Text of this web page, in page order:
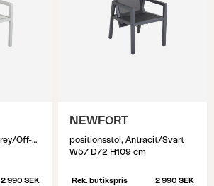
positionsstol, Light Grey/Off-White
2 990 SEK
NEWFORT
positionsstol, Antracit/Svart
W57 D72 H109 cm
Rek. butikspris 2 990 SEK